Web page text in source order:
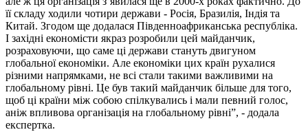
її складу ходили чотири держави - Росія, Бразилія, Індія та
Китай. Згодом ще додалася Південноафриканська республіка.
І західні економісти якраз розробили цей майданчик,
розраховуючи, що саме ці держави стануть двигуном
глобальної економіки. Але економіки цих країн рухалися
різними напрямками, не всі стали такими важливими на
глобальному рівні. Це був такий майданчик більше для того,
щоб ці країни між собою спілкувались і мали певний голос,
аніж впливова організація на глобальному рівні”, - додала
експертка.